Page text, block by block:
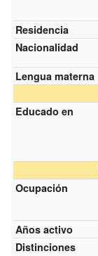
Residencia
Nacionalidad
Lengua materna
Educado en
Ocupación
Años activo
Distinciones